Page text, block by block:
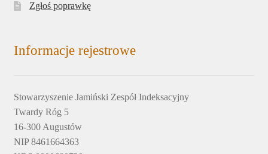
Zgłoś poprawkę
Informacje rejestrowe
Stowarzyszenie Jamiński Zespół Indeksacyjny
Twardy Róg 5
16-300 Augustów
NIP 8461664363